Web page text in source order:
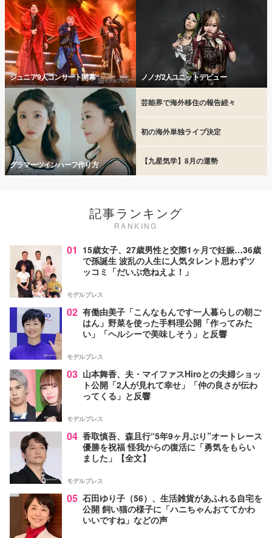
ジュニア9人コンサート開幕 ノノガ2人ユニットデビュー
グラマーツインハーフ作り方
芸能界で海外移住の報告続々
初の海外単独ライブ決定
【九星気学】8月の運勢
記事ランキング
RANKING
01 15歳女子、27歳男性と交際1ヶ月で妊娠…36歳
で孫誕生 波乱の人生に人気タレント思わずツ
ッコミ「だいぶ危ねえよ！」
モデルプレス
02 有働由美子「こんなもんです一人暮らしの朝ご
はん」野菜を使った手料理公開「作ってみた
い」「ヘルシーで美味しそう」と反響
モデルプレス
03 山本舞香、夫・マイファスHiroとの夫婦ショッ
ト公開「2人が見れて幸せ」「仲の良さが伝わ
ってくる」と反響
モデルプレス
04 香取慎吾、森且行“5年9ヶ月ぶり”オートレース
優勝を祝福 怪我からの復活に「勇気をもらい
ました」【全文】
モデルプレス
05 石田ゆり子（56）、生活雑貨があふれる自宅を
公開 飼い猫の様子に「ハニちゃんおててかわ
いいですね」などの声